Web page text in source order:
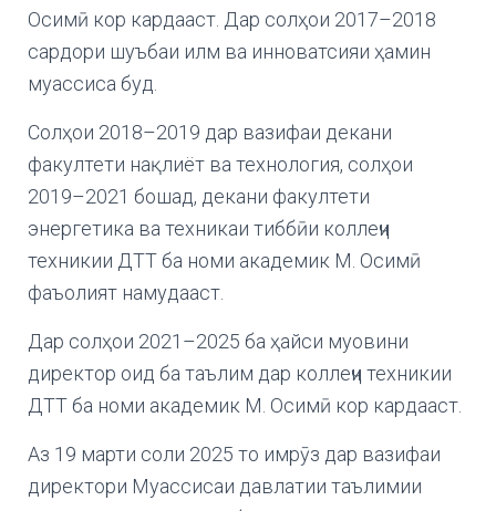
Осимӣ кор кардааст. Дар солҳои 2017–2018
сардори шуъбаи илм ва инноватсияи ҳамин
муассиса буд.
Солҳои 2018–2019 дар вазифаи декани
факултети нақлиёт ва технология, солҳои
2019–2021 бошад, декани факултети
энергетика ва техникаи тиббӣи коллеҷи
техникии ДТТ ба номи академик М. Осимӣ
фаъолият намудааст.
Дар солҳои 2021–2025 ба ҳайси муовини
директор оид ба таълим дар коллеҷи техникии
ДТТ ба номи академик М. Осимӣ кор кардааст.
Аз 19 марти соли 2025 то имрӯз дар вазифаи
директори Муассисаи давлатии таълимии